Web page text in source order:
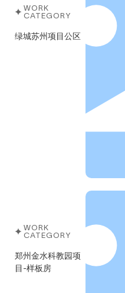
WORK
CATEGORY
绿城苏州项目公区
WORK
CATEGORY
郑州金水科教园项
目-样板房